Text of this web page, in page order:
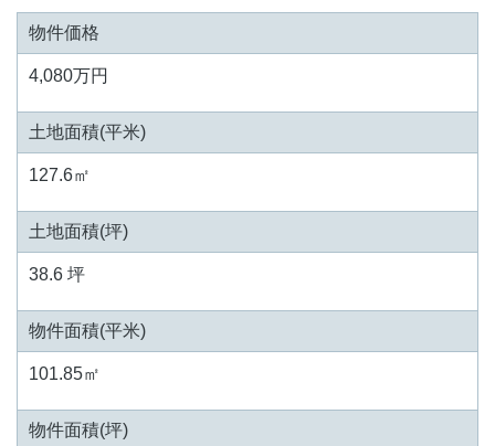
物件価格
4,080万円
土地面積(平米)
127.6㎡
土地面積(坪)
38.6 坪
物件面積(平米)
101.85㎡
物件面積(坪)